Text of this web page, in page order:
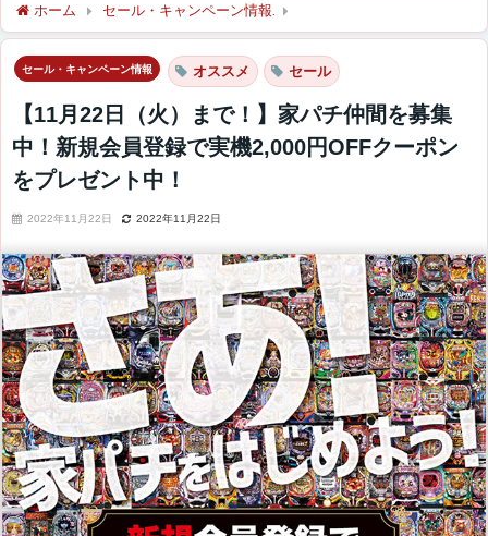
ホーム セール・キャンペーン情報
セール・キャンペーン情報 オススメ セール
【11月22日（火）まで！】家パチ仲間を募集
中！新規会員登録で実機2,000円OFFクーポン
をプレゼント中！
2022年11月22日 2022年11月22日